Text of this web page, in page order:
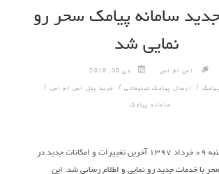
سامانه پیامک سحر رو
نمایی شد
اس ام اس می 30, 2018
/ ارسال پیامک تبلیغاتی/ خرید پنل اس ام اس/
سامانه پیامک
در تاریخ چهارشنبه ۰۹ خرداد ۱۳۹۷ آخرین تغییرات و امکانات جدید در
با خدمات جدید رو نمایی و اطلاع رسانی شد. این